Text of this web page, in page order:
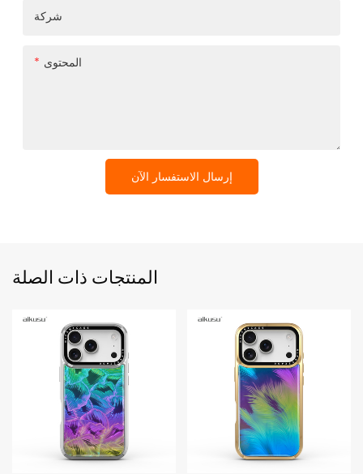
شركة
المحتوى
إرسال الاستفسار الآن
المنتجات ذات الصلة